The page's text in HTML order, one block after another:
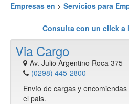
Empresas en > Servicios para
Consulta con un click a
Via Cargo
Av. Julio Argentino Roca 375 -
(0298) 445-2800
Envío de cargas y encomiendas
el pais.